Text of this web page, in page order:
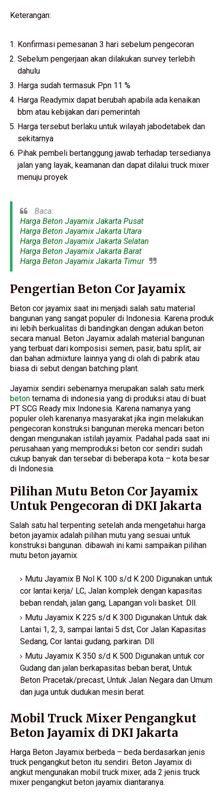
Keterangan:
Konfirmasi pemesanan 3 hari sebelum pengecoran
Sebelum pengerjaan akan dilakukan survey terlebih
dahulu
Harga sudah termasuk Ppn 11 %
Harga Readymix dapat berubah apabila ada kenaikan
bbm atau kebijakan dari pemerintah
Harga tersebut berlaku untuk wilayah jabodetabek dan
sekitarnya
Pihak pembeli bertanggung jawab terhadap tersedianya
jalan yang layak, keamanan dan dapat dilalui truck mixer
menuju proyek
Baca:
Harga Beton Jayamix Jakarta Pusat
Harga Beton Jayamix Jakarta Utara
Harga Beton Jayamix Jakarta Selatan
Harga Beton Jayamix Jakarta Barat
Harga Beton Jayamix Jakarta Timur
Pengertian Beton Cor Jayamix
Beton cor jayamix saat ini menjadi salah satu material
bangunan yang sangat populer di Indonesia. Karena produk
ini lebih berkualitas di bandingkan dengan adukan beton
secara manual. Beton Jayamix adalah material bangunan
yang terbuat dari komposisi semen, pasir, batu split, air
dan bahan admixture lainnya yang di olah di pabrik atau
biasa di sebut dengan batching plant.
Jayamix sendiri sebenarnya merupakan salah satu merk
beton ternama di indonesia yang di produksi atau di buat
PT SCG Ready mix Indonesia. Karena namanya yang
populer oleh karenanya masyarakat jika ingin melakukan
pengecoran konstruksi bangunan mereka mencari beton
dengan mengunakan istilah jayamix. Padahal pada saat ini
perusahaan yang memproduksi beton cor sendiri sudah
cukup banyak dan tersebar di beberapa kota – kota besar
di Indonesia.
Pilihan Mutu Beton Cor Jayamix
Untuk Pengecoran di DKI Jakarta
Salah satu hal terpenting setelah anda mengetahui harga
beton jayamix adalah pilihan mutu yang sesuai untuk
konstruksi bangunan. dibawah ini kami sampaikan pilihan
mutu beton jayamix.
Mutu Jayamix B Nol K 100 s/d K 200 Digunakan untuk
cor lantai kerja/ LC, Jalan komplek dengan kapasitas
beban rendah, jalan gang, Lapangan voli basket. Dll.
Mutu Jayamix K 225 s/d K 300 Digunakan Untuk dak
Lantai 1, 2, 3, sampai lantai 5 dst, Cor Jalan Kapasitas
Sedang, Cor lantai gudang, parkiran. Dll
Mutu Jayamix K 350 s/d K 500 Digunakan untuk cor
Gudang dan jalan berkapasitas beban berat, Untuk
Beton Pracetak/precast, Untuk Jalan Negara dan Umum
dan juga untuk dudukan mesin berat.
Mobil Truck Mixer Pengangkut
Beton Jayamix di DKI Jakarta
Harga Beton Jayamix berbeda – beda berdasarkan jenis
truck pengangkut beton itu sendiri. Beton Jayamix di
angkut mengunakan mobil truck mixer, ada 2 jenis truck
mixer pengangkut beton jayamix diantaranya.